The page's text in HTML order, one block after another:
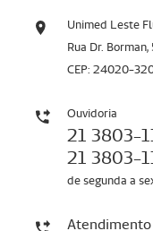
Unimed Leste
Rua Dr.
CEP: 24020-
Ouvidoria
21 3803-
21 3803-
de segunda a